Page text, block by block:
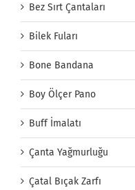
Bez Sırt Çantaları
Bilek Fuları
Bone Bandana
Boy Ölçer Pano
Buff İmalatı
Çanta Yağmurluğu
Çatal Bıçak Zarfı